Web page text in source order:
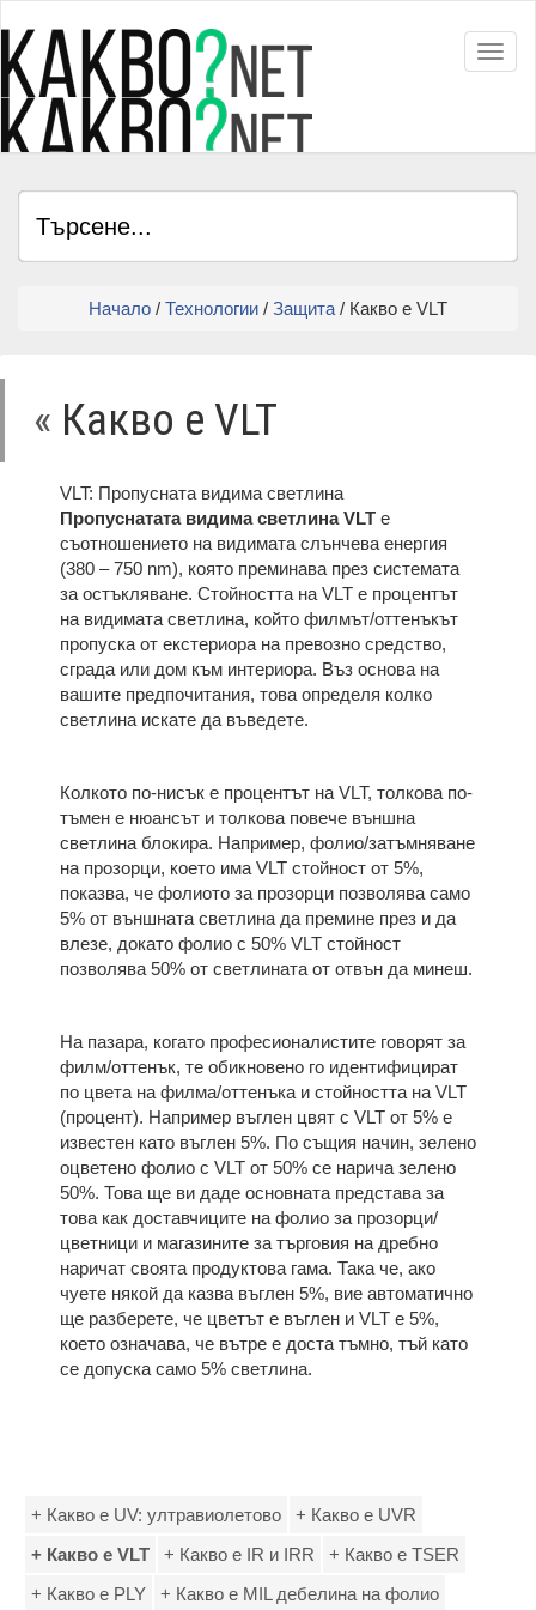
Начало / Технологии / Защита / Какво е VLT
« Какво е VLT
VLT: Пропусната видима светлина
Пропуснатата видима светлина VLT е
съотношението на видимата слънчева енергия
(380 – 750 nm), която преминава през системата
за остъкляване. Стойността на VLT е процентът
на видимата светлина, който филмът/оттенъкът
пропуска от екстериора на превозно средство,
сграда или дом към интериора. Въз основа на
вашите предпочитания, това определя колко
светлина искате да въведете.
Колкото по-нисък е процентът на VLT, толкова по-
тъмен е нюансът и толкова повече външна
светлина блокира. Например, фолио/затъмняване
на прозорци, което има VLT стойност от 5%,
показва, че фолиото за прозорци позволява само
5% от външната светлина да премине през и да
влезе, докато фолио с 50% VLT стойност
позволява 50% от светлината от отвън да минеш.
На пазара, когато професионалистите говорят за
филм/оттенък, те обикновено го идентифицират
по цвета на филма/оттенъка и стойността на VLT
(процент). Например въглен цвят с VLT от 5% е
известен като въглен 5%. По същия начин, зелено
оцветено фолио с VLT от 50% се нарича зелено
50%. Това ще ви даде основната представа за
това как доставчиците на фолио за прозорци/
цветници и магазините за търговия на дребно
наричат своята продуктова гама. Така че, ако
чуете някой да казва въглен 5%, вие автоматично
ще разберете, че цветът е въглен и VLT е 5%,
което означава, че вътре е доста тъмно, тъй като
се допуска само 5% светлина.
+ Какво е UV: ултравиолетово
+ Какво е UVR
+ Какво е VLT
+ Какво е IR и IRR
+ Какво е TSER
+ Какво е PLY
+ Какво е MIL дебелина на фолио